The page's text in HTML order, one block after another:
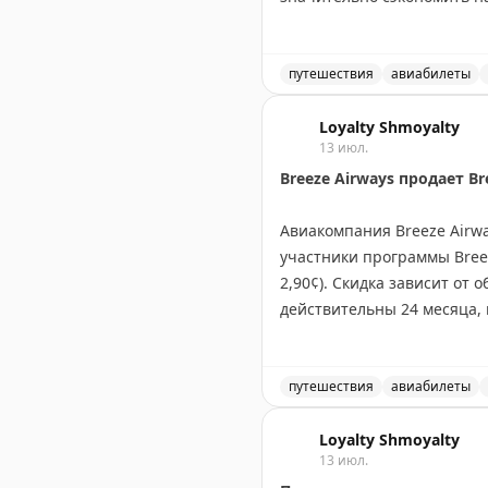
Juan Ruiz|Original
путешествия авиабилеты
Loyalty Shmoyalty
13 июл.
Breeze Airways продает
Авиакомпания Breeze
участники программы
2,90¢). Скидка зависит от
действительны 24 месяца,
Tyler Glatt|Original
путешествия авиабилеты
Loyalty Shmoyalty
13 июл.